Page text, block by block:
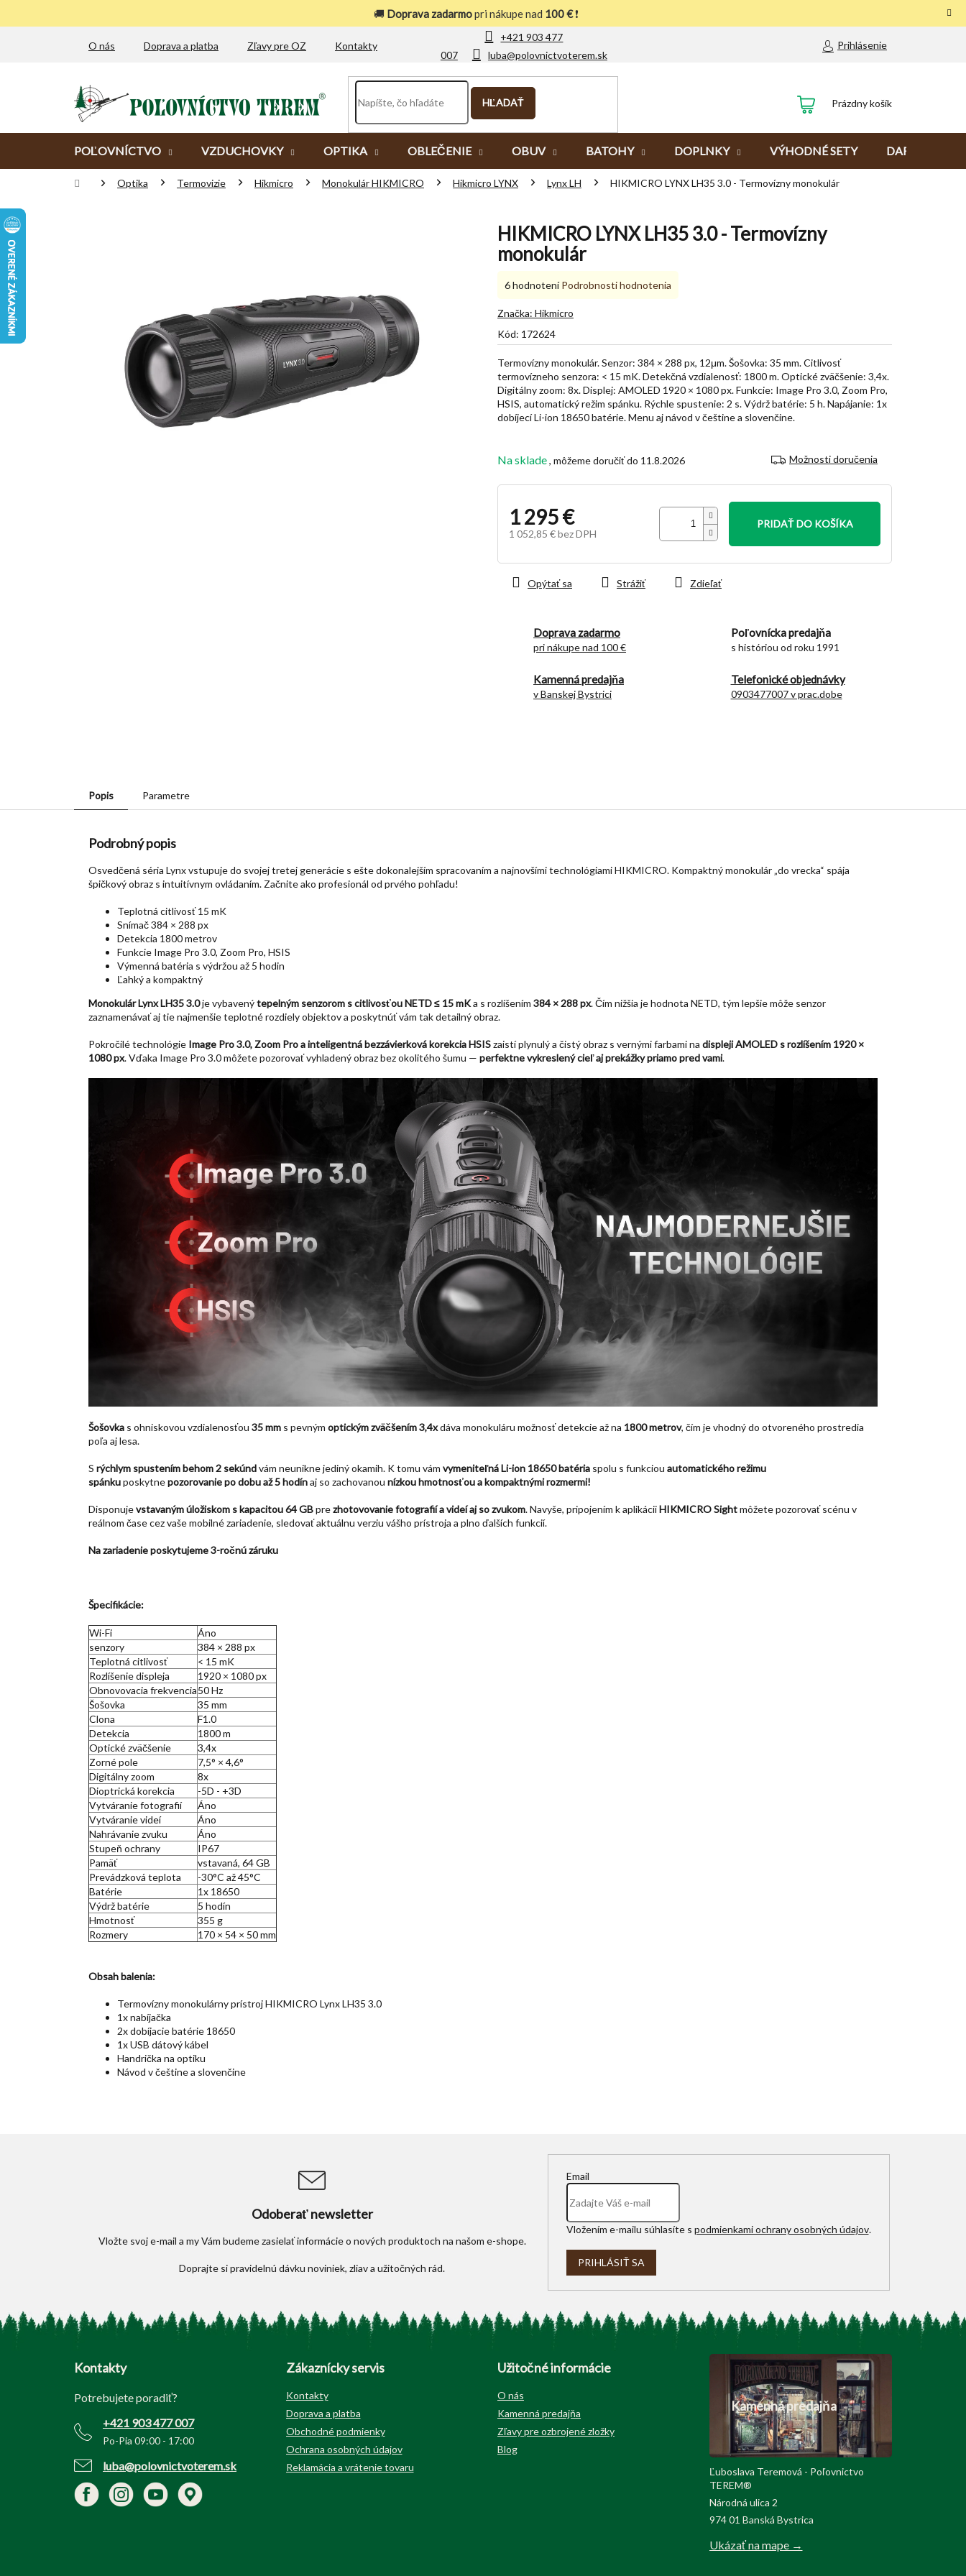
🚚 Doprava zadarmopri nákupe nad 100 €❗
+421 903 477
007
luba@polovnictvoterem.sk
O nás Doprava a platba Zľavy pre OZ Kontakty Prihlásenie
HĽADAŤ
NÁKUPNÝ
Prázdny košík
POĽOVNÍCTVO VZDUCHOVKY OPTIKA OBLEČENIE OBUV BATOHY DOPLNKY VÝHODNÉ SETY DARČEKY
DomovOptika Termovizie Hikmicro Monokulár HIKMICRO Hikmicro LYNX Lynx LH HIKMICRO LYNX LH35 3.0 - Termovízny monokulár
HIKMICRO LYNX LH35 3.0 - Termovízny
monokulár
Kód: 172624
Na sklade 11.8.2026 Možnosti doručenia
1 295 €
1 052,85 € bez DPH
cena:
PRIDAŤ DO KOŠÍKA
Doprava zadarmo
pri nákupe nad 100 €
Poľovnícka predajňa
s históriou od roku 1991
Kamenná predajňa
v Banskej Bystrici
Telefonické objednávky
0903477007 v prac.dobe
Termovízny monokulár. Senzor: 384 × 288 px, 12μm. Šošovka: 35 mm. Citlivosť
termovízneho senzora: < 15 mK. Detekčná vzdialenosť: 1800 m. Optické zväčšenie: 3,4x.
Digitálny zoom: 8x. Displej: AMOLED 1920 × 1080 px. Funkcie: Image Pro 3.0, Zoom Pro,
HSIS, automatický režim spánku. Rýchle spustenie: 2 s. Výdrž batérie: 5 h. Napájanie: 1x
dobíjecí Li-ion 18650 batérie. Menu aj návod v češtine a slovenčine.
Opýtať sa Strážiť Zdieľať
Priemerné
produktu
5,0
5
hviezdičiek.
6 hodnotení Podrobnosti hodnotenia
Značka: Hikmicro
Popis Parametre
Podrobný popis
Osvedčená séria Lynx vstupuje do svojej tretej generácie s ešte dokonalejším spracovaním a najnovšími technológiami HIKMICRO. Kompaktný monokulár „do vrecka“ spája
špičkový obraz s intuitívnym ovládaním. Začnite ako profesionál od prvého pohľadu!
Teplotná citlivosť 15 mK
Snímač 384 × 288 px
Detekcia 1800 metrov
Funkcie Image Pro 3.0, Zoom Pro, HSIS
Výmenná batéria s výdržou až 5 hodin
Ľahký a kompaktný
Monokulár Lynx LH35 3.0je vybavenýtepelným senzorom s citlivosťouNETD≤ 15 mKa s rozlíšením 384 × 288 px. Čím nižšia je hodnota NETD, tým lepšie môže senzor
zaznamenávať aj tie najmenšie teplotné rozdiely objektov a poskytnúť vám tak detailný obraz.
Pokročilé technológie Image Pro 3.0, Zoom Pro a inteligentná bezzávierková korekcia HSISzaistí plynulý a čistý obraz s vernými farbami na displeji AMOLED s rozlíšením 1920 ×
1080 px. Vďaka Image Pro 3.0 môžete pozorovať vyhladený obraz bez okolitého šumu — perfektne vykreslený cieľ aj prekážky priamo pred vami.
Šošovka s ohniskovou vzdialenosťou 35 mm s pevným optickým zväčšením 3,4xdáva monokuláru možnosť detekcie až na 1800 metrov, čím je vhodný do otvoreného prostredia
poľa aj lesa.
S rýchlym spustením behom 2 sekúndvám neunikne jediný okamih. K tomu vám vymeniteľná Li-ion 18650 batéria spolu s funkciou automatického režimu
spánkuposkytnepozorovanie po dobu až 5 hodínaj so zachovanou nízkou hmotnosťou a kompaktnými rozmermi!
Disponujevstavaným úložiskom s kapacitou 64 GBprezhotovovanie fotografií a videí aj so zvukom. Navyše, pripojením k aplikáciiHIKMICRO Sightmôžete pozorovať scénu v
reálnom čase cez vaše mobilné zariadenie, sledovať aktuálnu verziu vášho prístroja a plno ďalších funkcií.
Na zariadenie poskytujeme 3-ročnú záruku
Špecifikácie:
Wi-Fi
Áno
senzory
384 × 288 px
Teplotná citlivosť
< 15 mK
Rozlíšenie displeja
1920 × 1080 px
Obnovovacia frekvencia50 Hz
Šošovka
35 mm
Clona
F1.0
Detekcia
1800 m
Optické zväčšenie
3,4x
Zorné pole
7,5° × 4,6°
Digitálny zoom
8x
Dioptrická korekcia
-5D - +3D
Vytváranie fotografií
Áno
Vytváranie videí
Áno
Nahrávanie zvuku
Áno
Stupeň ochrany
IP67
Pamäť
vstavaná, 64 GB
Prevádzková teplota
-30°C až 45°C
Batérie
1x 18650
Výdrž batérie
5 hodín
Hmotnosť
355 g
Rozmery
170 × 54 × 50 mm
Obsah balenia:
Termovízny monokulárny prístroj HIKMICRO Lynx LH35 3.0
1x nabíjačka
2x dobíjacie batérie 18650
1x USB dátový kábel
Handrička na optiku
Návod v češtine a slovenčine
Odoberať newsletter
Vložte svoj e-mail a my Vám budeme zasielať informácie o nových produktoch na našom e-shope.
Email
Vložením e-mailu súhlasíte s podmienkami ochrany osobných údajov.
PRIHLÁSIŤ SA
Z
Kontakty
Potrebujete poradiť?
+421 903 477 007
Po-Pia 09:00 - 17:00
luba@polovnictvoterem.sk
Zákaznícky servis
Kontakty
Doprava a platba
Obchodné podmienky
Ochrana osobných údajov
Reklamácia a vrátenie tovaru
Užitočné informácie
O nás
Kamenná predajňa
Zľavy pre ozbrojené zložky
Blog
Kamenná predajňa
Ľuboslava Teremová - Poľovnictvo
TEREM®
Národná ulica 2
974 01 Banská Bystrica
Ukázať na mape →